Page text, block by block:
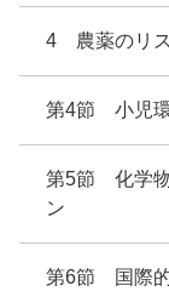
4 農薬のリ
第4節 小児
第5節 化学物
ン
第6節 国際的